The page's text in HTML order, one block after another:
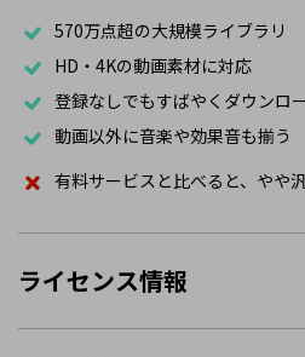
570万点超の大規模ライブラリ
HD・4Kの動画素材に対応
登録なしでもすばやくダウンロ
動画以外に音楽や効果音も揃う
有料サービスと比べると、やや
ライセンス情報